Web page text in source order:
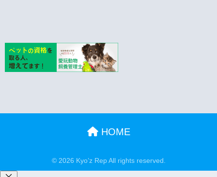
HOME
© 2026 Kyo’z Rep All rights reserved.